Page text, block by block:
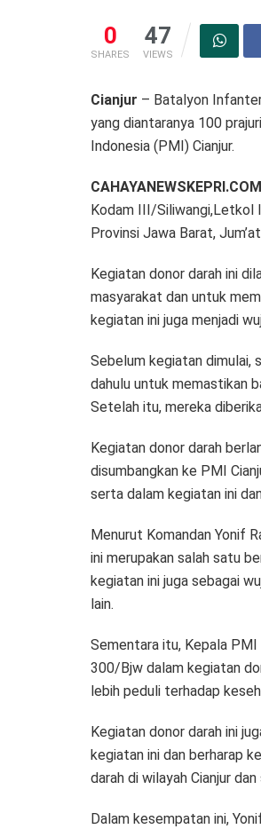
0
SHARES
47
VIEWS
Cianjur – Batalyon
yang diantaranya 100
Indonesia (PMI) Cianjur.
CAHAYANEWSKEPRI.COM
Kodam III/Siliwangi,Letkol
Provinsi Jawa Barat,
Kegiatan donor darah ini
masyarakat dan untuk
kegiatan ini juga menjadi
Sebelum kegiatan dimulai,
dahulu untuk memastikan
Setelah itu, mereka
Kegiatan donor darah
disumbangkan ke PMI
serta dalam kegiatan ini
Menurut Komandan Yonif
ini merupakan salah satu
kegiatan ini juga sebagai
lain.
Sementara itu, Kepala PMI
300/Bjw dalam kegiatan
lebih peduli terhadap
Kegiatan donor darah ini
kegiatan ini dan berharap
darah di wilayah Cianjur
Dalam kesempatan ini,